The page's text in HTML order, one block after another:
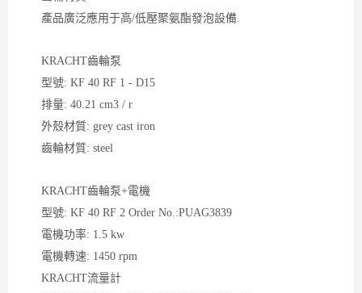
產品廣泛應用于高/低壓聚氨酯發泡設備.
KRACHT齒輪泵
型號: KF 40 RF 1 - D15
排量: 40.21 cm3 / r
外殼材質: grey cast iron
齒輪材質: steel
KRACHT齒輪泵+電機
型號: KF 40 RF 2 Order No.:PUAG3839
電機功率: 1.5 kw
電機轉速: 1450 rpm
KRACHT流量計